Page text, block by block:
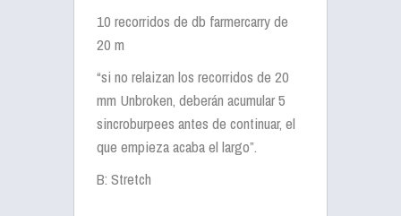
10 recorridos de db farmercarryde
20 m
“si no relaizan los recorridos de 20
mm Unbroken, deberán acumular 5
sincroburpees antes de continuar, el
que empieza acaba el largo”.
B: Stretch